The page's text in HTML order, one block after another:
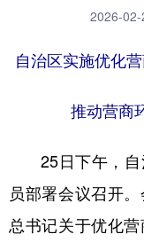
地方频道
浙江
2026-
自治区实施优化
推动营商
25日下午，自
员部署会议召开
总书记关于优化